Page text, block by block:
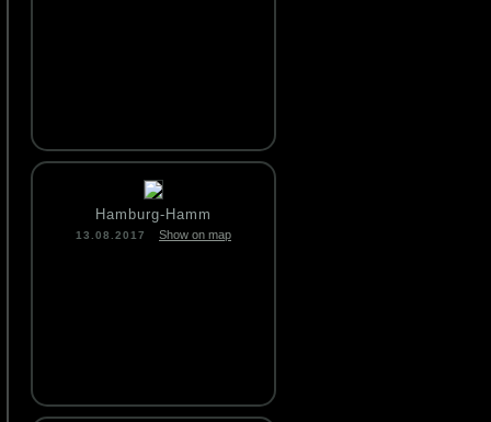
Hamburg-Hamm
13.08.2017 Show on map